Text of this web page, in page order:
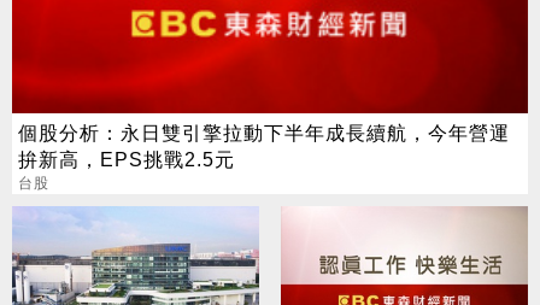
個股分析：永日雙引擎拉動下半年成長續航，今年營運
拚新高，EPS挑戰2.5元
台股